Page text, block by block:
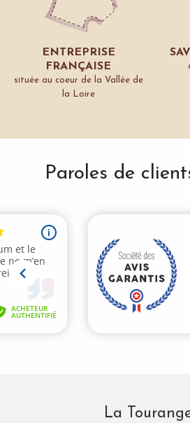
ENTREPRISE
FRANÇAISE
située au coeur de la Vallée de
la Loire
Paroles de
La